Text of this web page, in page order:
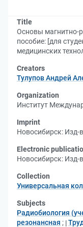
Title
Основы магнитно-
пособие: [для
медицинских
Creators
Тулупов Андрей
Organization
Институт
Imprint
Новосибирск:
Electronic
Новосибирск:
Collection
Универсальная
Subjects
Радиобиология
резонансная ;